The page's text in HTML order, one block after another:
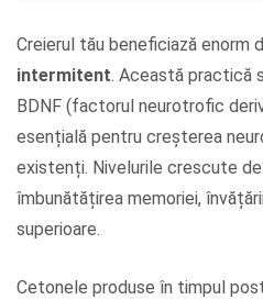
Creierul tău beneficiază enorm
intermitent. Această practică
BDNF (factorul neurotrofic
esențială pentru creșterea
existenți. Nivelurile crescute
îmbunătățirea memoriei,
superioare.
Cetonele produse în timpul